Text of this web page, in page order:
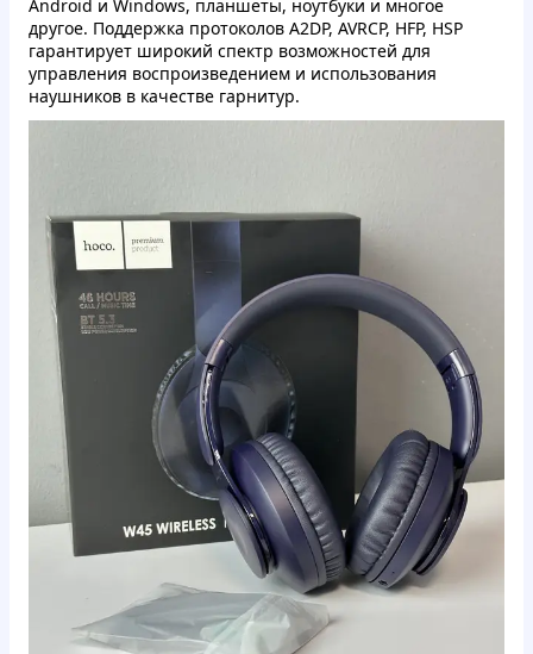
Android и Windows, планшеты, ноутбуки и многое
другое. Поддержка протоколов A2DP, AVRCP, HFP, HSP
гарантирует широкий спектр возможностей для
управления воспроизведением и использования
наушников в качестве гарнитур.